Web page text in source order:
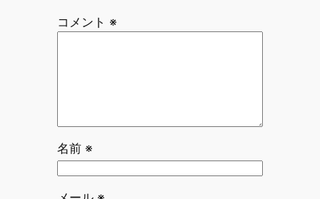
コメント ※
名前 ※